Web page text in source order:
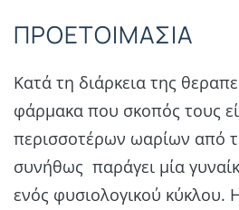
ΠΡΟΕΤΟΙΜΑΣΙΑ
Κατά τη διάρκεια της
φάρμακα που σκοπός τους
περισσοτέρων ωαρίων από
συνήθως παράγει μία
ενός φυσιολογικού